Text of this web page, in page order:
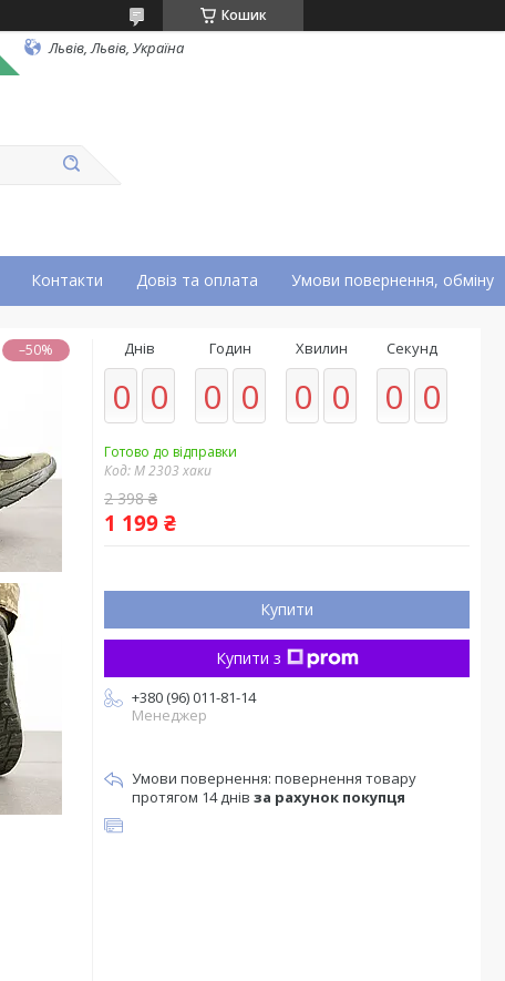
Кошик
Львів, Львів, Україна
Контакти Довіз та оплата Умови повернення, обміну
–50% Днів
0 0
Годин
0 0
Хвилин
0 0
Секунд
0 0
Готово до відправки
Код:М 2303 хаки
2 398 ₴
1 199 ₴
Купити
Купити з
+380 (96) 011-81-14
Менеджер
повернення товару
протягом 14 днів за рахунок покупця